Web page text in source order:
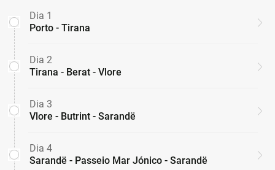
Dia 1
Porto - Tirana
Dia 2
Tirana - Berat - Vlore
Dia 3
Vlore - Butrint - Sarandë
Dia 4
Sarandë - Passeio Mar Jónico - Sarandë